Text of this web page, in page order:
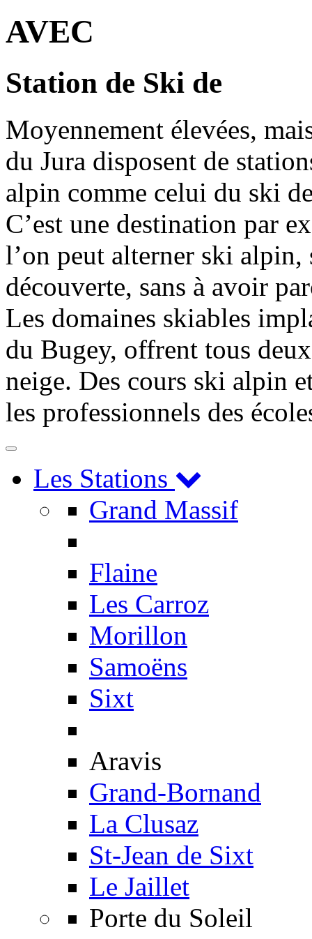
AVEC
Station de Ski de
Moyennement élevées,
du Jura disposent de
alpin comme celui du ski
C’est une destination par
l’on peut alterner ski
découverte, sans à avoir
Les domaines skiables
du Bugey, offrent tous
neige. Des cours ski alpin
les professionnels des
Toggle
Les Stations
Grand Massif
Flaine
Les Carroz
Morillon
Samoëns
Sixt
Aravis
Grand-Bornand
La Clusaz
St-Jean de Sixt
Le Jaillet
Porte du Soleil